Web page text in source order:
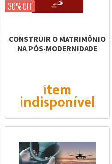
30% OFF
CONSTRUIR O MATRIMÔNIO
NA PÓS-MODERNIDADE
item
indisponível